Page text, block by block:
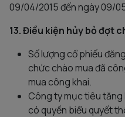
09/04/2015 đến ngày 09/
13. Điều kiện hủy bỏ đợt
Số lượng cổ phiếu
chức chào mua đã
mua công khai.
Công ty mục tiêu
có quyền biểu quyết